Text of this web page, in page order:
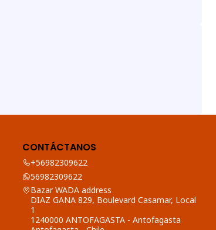
CONTÁCTANOS
+56982309622
56982309622
Bazar WADA address
DIAZ GANA 829, Boulevard Casamar, Local
1
1240000 ANTOFAGASTA - Antofagasta